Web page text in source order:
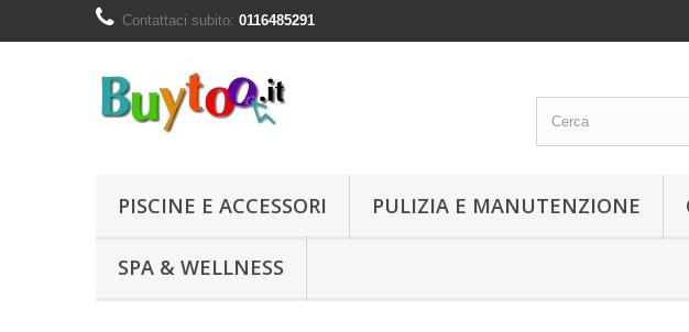
Contattaci subito: 0116485291
PISCINE E ACCESSORI PULIZIA E MANUTENZIONE
SPA & WELLNESS